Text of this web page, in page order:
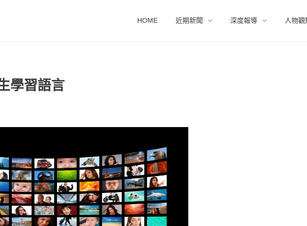
HOME 近期新聞 深度報導 人物觀
學習語言